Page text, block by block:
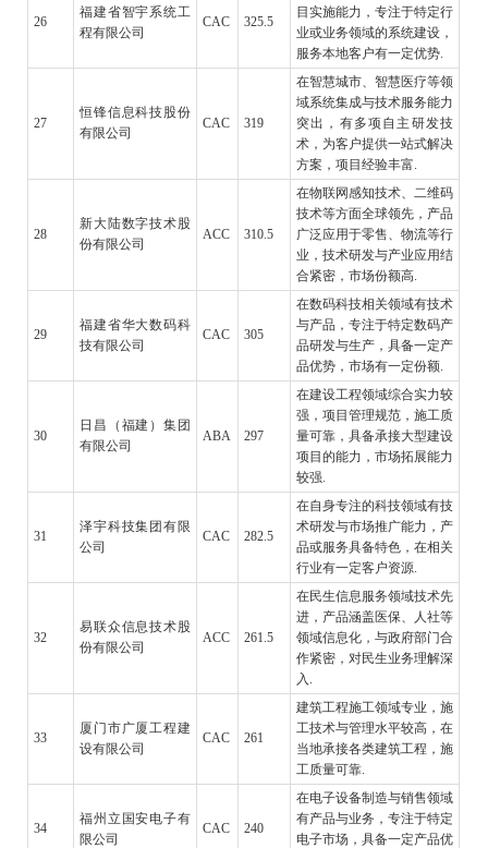
26
福建省智宇系统工
程有限公司
CAC 325.5
目实施能力，专注于特定行
业或业务领域的系统建设，
服务本地客户有一定优势.
27
恒锋信息科技股份
有限公司
CAC 319
在智慧城市、智慧医疗等领
域系统集成与技术服务能力
突出，有多项自主研发技
术，为客户提供一站式解决
方案，项目经验丰富.
28
新大陆数字技术股
份有限公司
ACC 310.5
在物联网感知技术、二维码
技术等方面全球领先，产品
广泛应用于零售、物流等行
业，技术研发与产业应用结
合紧密，市场份额高.
29
福建省华大数码科
技有限公司
CAC 305
在数码科技相关领域有技术
与产品，专注于特定数码产
品研发与生产，具备一定产
品优势，市场有一定份额.
30
日昌（福建）集团
有限公司
ABA 297
在建设工程领域综合实力较
强，项目管理规范，施工质
量可靠，具备承接大型建设
项目的能力，市场拓展能力
较强.
31
泽宇科技集团有限
公司
CAC 282.5
在自身专注的科技领域有技
术研发与市场推广能力，产
品或服务具备特色，在相关
行业有一定客户资源.
32
易联众信息技术股
份有限公司
ACC 261.5
在民生信息服务领域技术先
进，产品涵盖医保、人社等
领域信息化，与政府部门合
作紧密，对民生业务理解深
入.
33
厦门市广厦工程建
设有限公司
CAC 261
建筑工程施工领域专业，施
工技术与管理水平较高，在
当地承接各类建筑工程，施
工质量可靠.
34
福州立国安电子有
限公司
CAC 240
在电子设备制造与销售领域
有产品与业务，专注于特定
电子市场，具备一定产品优